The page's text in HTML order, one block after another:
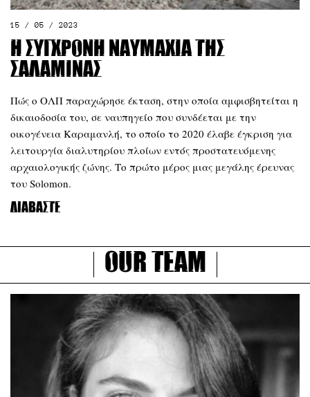
15 / 05 / 2023
Η σύγχρονη ναυμαχία της
Σαλαμίνας
Πώς ο ΟΛΠ παραχώρησε έκταση, στην οποία αμφισβητείται η
δικαιοδοσία του, σε ναυπηγείο που συνδέεται με την
οικογένεια Καραμανλή, το οποίο το 2020 έλαβε έγκριση για
λειτουργία διαλυτηρίου πλοίων εντός προστατευόμενης
αρχαιολογικής ζώνης. Το πρώτο μέρος μιας μεγάλης έρευνας
του Solomon.
Διαβάστε
Our Team